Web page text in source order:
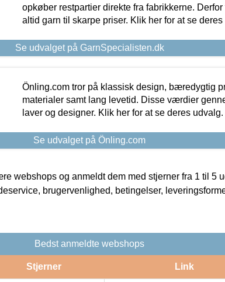
opkøber restpartier direkte fra fabrikkerne.
altid garn til skarpe priser. Klik her for at se deres
Se udvalget på GarnSpecialisten.dk
Önling.com tror på klassisk design, bæredygtig
materialer samt lang levetid. Disse værdier
laver og designer. Klik her for at se deres udvalg.
Se udvalget på Önling.com
webshops og anmeldt dem med stjerner fra 1 til 5
brugervenlighed, betingelser,
Bedst anmeldte webshops
Stjerner Link